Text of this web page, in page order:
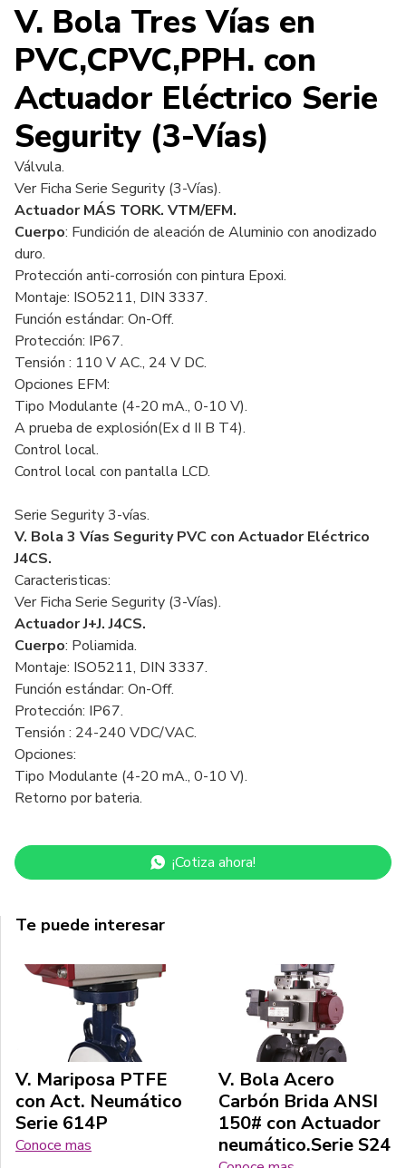
V. Bola Tres Vías en
PVC,CPVC,PPH. con
Actuador Eléctrico Serie
Segurity (3-Vías)
Válvula.
Ver Ficha Serie Segurity (3-Vías).
Actuador MÁS TORK. VTM/EFM.
Cuerpo: Fundición de aleación de Aluminio con anodizado
duro.
Protección anti-corrosión con pintura Epoxi.
Montaje: ISO5211, DIN 3337.
Función estándar: On-Off.
Protección: IP67.
Tensión : 110 V AC., 24 V DC.
Opciones EFM:
Tipo Modulante (4-20 mA., 0-10 V).
A prueba de explosión(Ex d II B T4).
Control local.
Control local con pantalla LCD.
Serie Segurity 3-vías.
V. Bola 3 Vías Segurity PVC con Actuador Eléctrico
J4CS.
Caracteristicas:
Ver Ficha Serie Segurity (3-Vías).
Actuador J+J. J4CS.
Cuerpo: Poliamida.
Montaje: ISO5211, DIN 3337.
Función estándar: On-Off.
Protección: IP67.
Tensión : 24-240 VDC/VAC.
Opciones:
Tipo Modulante (4-20 mA., 0-10 V).
Retorno por bateria.
¡Cotiza ahora!
Te puede interesar
V. Mariposa PTFE
con Act. Neumático
Serie 614P
Conoce mas
V. Bola Acero
Carbón Brida ANSI
150# con Actuador
neumático.Serie S24